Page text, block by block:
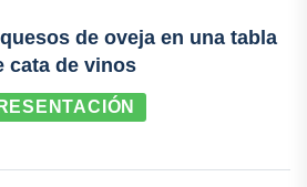
de oveja en una tabla
cata de vinos